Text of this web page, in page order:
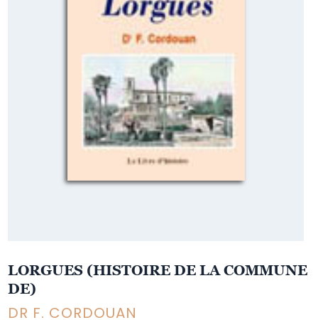
LORGUES (HISTOIRE DE LA COMMUNE
DE)
DR F. CORDOUAN